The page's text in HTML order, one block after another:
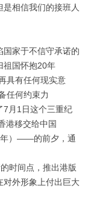
相信我们的接班人
家于不信守承诺的
祖国怀抱20年
具有任何现实意
何约束力”
7月1日这个三重纪
港移交给中国
年）——的前夕，通
时间点，推出港版
对外形象上付出巨大